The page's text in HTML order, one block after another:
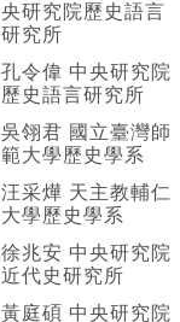
央研究院歷史語言
研究所
孔令偉 中央研究院
歷史語言研究所
吳翎君 國立臺灣師
範大學歷史學系
汪采燁 天主教輔仁
大學歷史學系
徐兆安 中央研究院
近代史研究所
黃庭碩 中央研究院